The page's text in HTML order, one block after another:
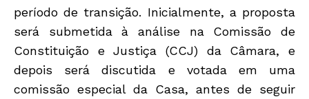
período de transição. Inicialmente, a proposta
será submetida à análise na Comissão de
Constituição e Justiça (CCJ) da Câmara, e
depois será discutida e votada em uma
comissão especial da Casa, antes de seguir